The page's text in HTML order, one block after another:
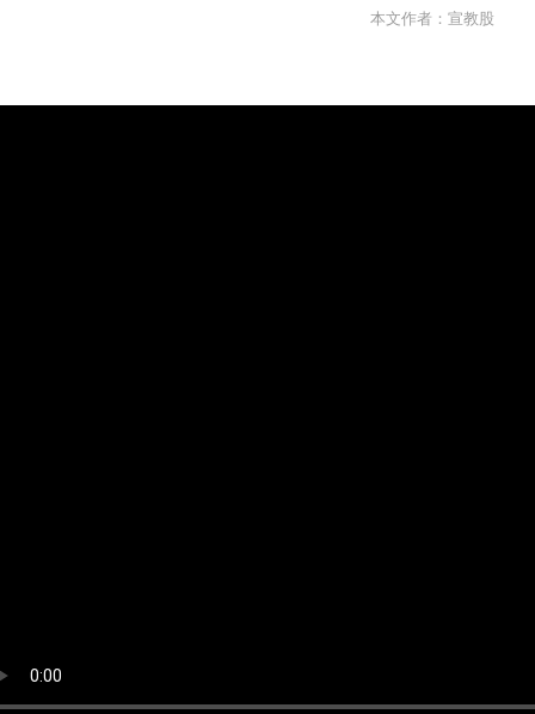
本文作者：宣教股